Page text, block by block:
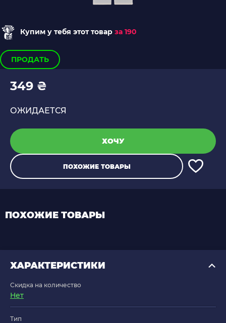
Купим у тебя этот товар за 190
ПРОДАТЬ
349 ₴
ОЖИДАЕТСЯ
ХОЧУ
ПОХОЖИЕ ТОВАРЫ
ПОХОЖИЕ ТОВАРЫ
ХАРАКТЕРИСТИКИ
Скидка на количество
Нет
Тип